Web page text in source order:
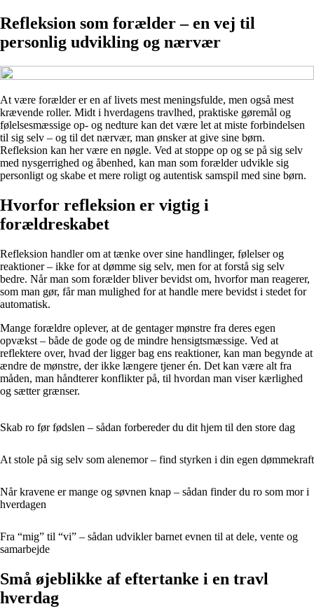
Refleksion som forælder – en vej til
personlig udvikling og nærvær
At være forælder er en af livets mest meningsfulde, men også mest
krævende roller. Midt i hverdagens travlhed, praktiske gøremål og
følelsesmæssige op- og nedture kan det være let at miste forbindelsen
til sig selv – og til det nærvær, man ønsker at give sine børn.
Refleksion kan her være en nøgle. Ved at stoppe op og se på sig selv
med nysgerrighed og åbenhed, kan man som forælder udvikle sig
personligt og skabe et mere roligt og autentisk samspil med sine børn.
Hvorfor refleksion er vigtig i
forældreskabet
Refleksion handler om at tænke over sine handlinger, følelser og
reaktioner – ikke for at dømme sig selv, men for at forstå sig selv
bedre. Når man som forælder bliver bevidst om, hvorfor man reagerer,
som man gør, får man mulighed for at handle mere bevidst i stedet for
automatisk.
Mange forældre oplever, at de gentager mønstre fra deres egen
opvækst – både de gode og de mindre hensigtsmæssige. Ved at
reflektere over, hvad der ligger bag ens reaktioner, kan man begynde at
ændre de mønstre, der ikke længere tjener én. Det kan være alt fra
måden, man håndterer konflikter på, til hvordan man viser kærlighed
og sætter grænser.
Skab ro før fødslen – sådan forbereder du dit hjem til den store dag
At stole på sig selv som alenemor – find styrken i din egen dømmekraft
Når kravene er mange og søvnen knap – sådan finder du ro som mor i
hverdagen
Fra “mig” til “vi” – sådan udvikler barnet evnen til at dele, vente og
samarbejde
Små øjeblikke af eftertanke i en travl
hverdag